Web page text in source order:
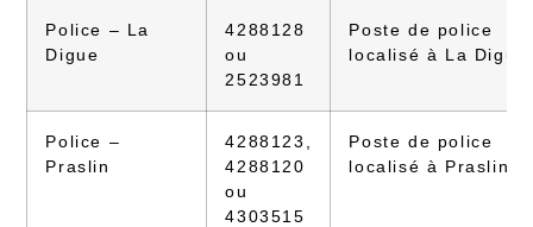
Police – La
Digue
4288128
ou
2523981
Poste de police
localisé à La Digue
Police –
Praslin
4288123,
4288120
ou
4303515
Poste de police
localisé à Praslin